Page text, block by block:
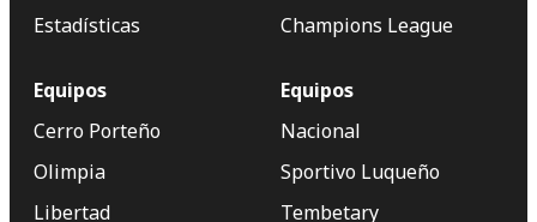
Estadísticas
Champions League
Equipos
Cerro Porteño
Olimpia
Libertad
Equipos
Nacional
Sportivo Luqueño
Tembetary